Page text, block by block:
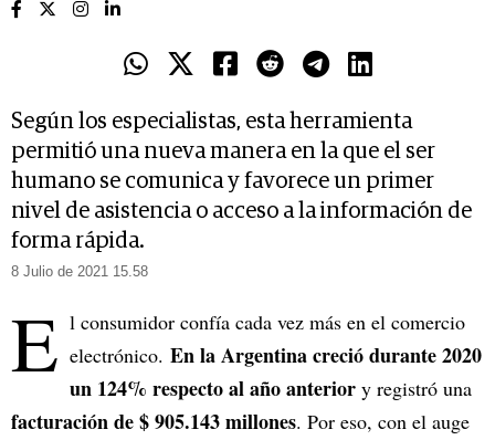
Según los especialistas, esta herramienta
permitió una nueva manera en la que el ser
humano se comunica y favorece un primer
nivel de asistencia o acceso a la información de
forma rápida.
8 Julio de 2021 15.58
E l consumidor confía cada vez más en el comercio
electrónico. En la Argentina creció durante 2020
un 124% respecto al año anterior y registró una
facturación de $ 905.143 millones. Por eso, con el auge